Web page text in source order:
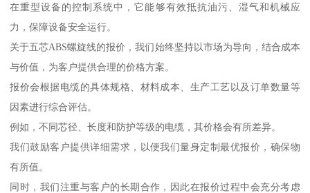
在重型设备的控制系统中，它能够有效抵抗油污、湿气和机械应
力，保障设备安全运行。
关于五芯ABS螺旋线的报价，我们始终坚持以市场为导向，结合成本
与价值，为客户提供合理的价格方案。
报价会根据电缆的具体规格、材料成本、生产工艺以及订单数量等
因素进行综合评估。
例如，不同芯径、长度和防护等级的电缆，其价格会有所差异。
我们鼓励客户提供详细需求，以便我们量身定制最优报价，确保物
有所值。
同时，我们注重与客户的长期合作，因此在报价过程中会充分考虑